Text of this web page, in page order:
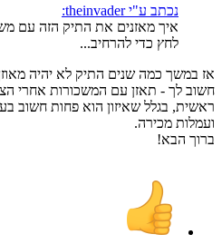
נכתב ע"י theinvader:
איך מאזנים את התיק הזה עם
לחץ כדי להרחיב...
אז במשך כמה שנים התיק לא יהיה
חשוב לך - תאזן עם המשכורות אחרי
ראשית, בגלל שאיזון הוא פחות חשוב
ועמלות מכירה.
ברוך הבא!